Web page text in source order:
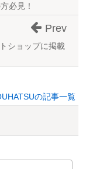
必見！
ショップに掲載
Prev
の記事一覧